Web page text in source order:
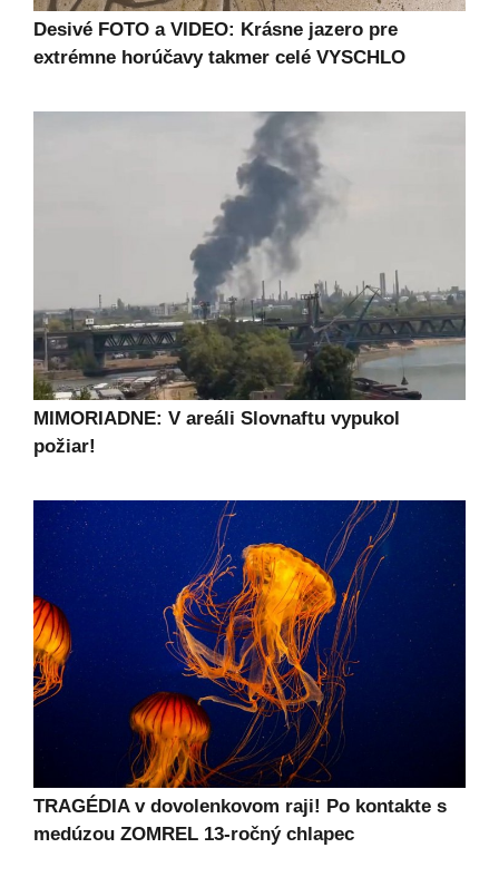
Desivé FOTO a VIDEO: Krásne jazero pre
extrémne horúčavy takmer celé VYSCHLO
MIMORIADNE: V areáli Slovnaftu vypukol
požiar!
TRAGÉDIA v dovolenkovom raji! Po kontakte s
medúzou ZOMREL 13-ročný chlapec